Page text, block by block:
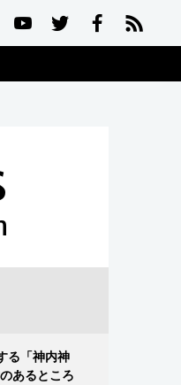
る「神内神
あるところ